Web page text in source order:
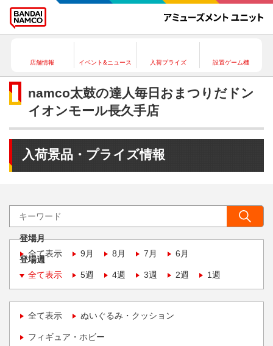
店舗情報 イベント&ニュース 入荷プライズ 設置ゲーム機
namco太鼓の達人毎日おまつりだドン
イオンモール長久手店
入荷景品・プライズ情報
登場月
全て表示
9月 8月 7月 6月
登場週
全て表示
5週 4週 3週 2週 1週
全て表示 ぬいぐるみ・クッション
フィギュア・ホビー